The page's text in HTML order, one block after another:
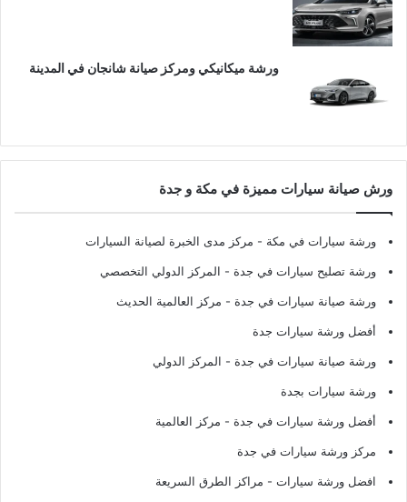
ورشة ميكانيكي ومركز صيانة شانجان في المدينة
ورش صيانة سيارات مميزة في مكة و جدة
ورشة سيارات في مكة - مركز مدى الخبرة لصيانة السيارات
ورشة تصليح سيارات في جدة - المركز الدولي التخصصي
ورشة صيانة سيارات في جدة - مركز العالمية الحديث
أفضل ورشة سيارات جدة
ورشة صيانة سيارات في جدة - المركز الدولي
ورشة سيارات بجدة
أفضل ورشة سيارات في جدة - مركز العالمية
مركز ورشة سيارات في جدة
افضل ورشة سيارات - مراكز الطرق السريعة